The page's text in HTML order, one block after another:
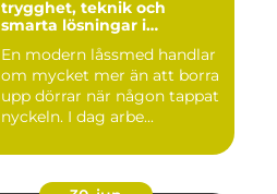
trygghet, teknik och
smarta lösningar i
En modern låssmed handlar
om mycket mer än att borra
upp dörrar när någon tappat
nyckeln. I dag arbe...